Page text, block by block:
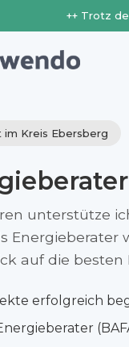
++ Trotz
im Kreis Ebersberg
unterstütze
Energieberater
auf die besten
erfolgreich